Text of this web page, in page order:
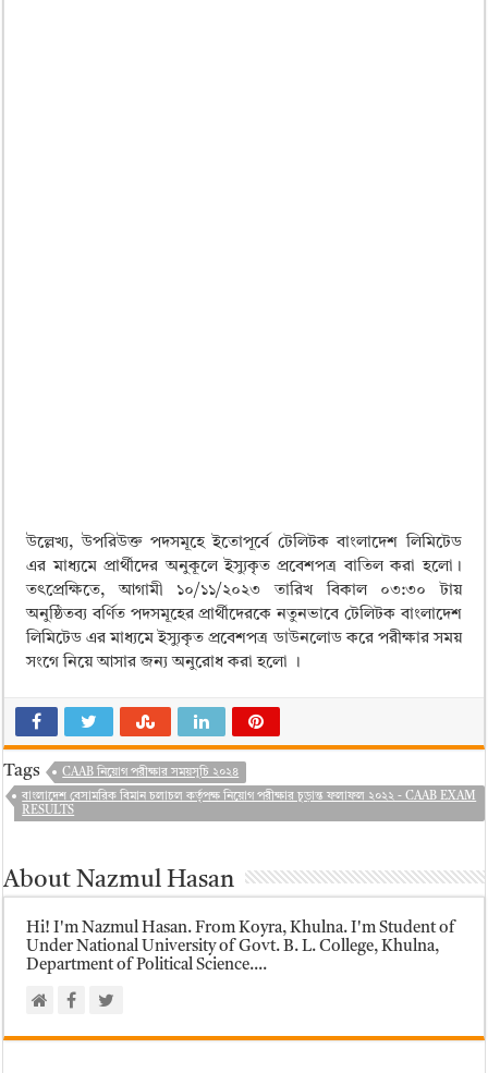
উল্লেখ্য, উপরিউক্ত পদসমূহে ইতোপূর্বে টেলিটক বাংলাদেশ লিমিটেড
এর মাধ্যমে প্রার্থীদের অনুকূলে ইস্যুকৃত প্রবেশপত্র বাতিল করা হলো।
তৎপ্রেক্ষিতে, আগামী ১০/১১/২০২৩ তারিখ বিকাল ০৩:৩০ টায়
অনুষ্ঠিতব্য বর্ণিত পদসমূহের প্রার্থীদেরকে নতুনভাবে টেলিটক বাংলাদেশ
লিমিটেড এর মাধ্যমে ইস্যুকৃত প্রবেশপত্র ডাউনলোড করে পরীক্ষার সময়
সংগে নিয়ে আসার জন্য অনুরোধ করা হলো ।
Tags
CAAB নিয়োগ পরীক্ষার সময়সূচি ২০২৪
বাংলাদেশ বেসামরিক বিমান চলাচল কর্তৃপক্ষ নিয়োগ পরীক্ষার চূড়ান্ত ফলাফল ২০২২ - CAAB EXAM
RESULTS
About Nazmul Hasan
Hi! I'm Nazmul Hasan. From Koyra, Khulna. I'm Student of
Under National University of Govt. B. L. College, Khulna,
Department of Political Science....